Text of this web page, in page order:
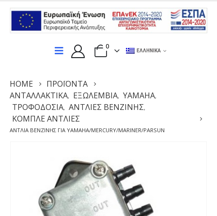
0
ΕΛΛΗΝΙΚΆ
HOME
ΠΡΟΪΌΝΤΑ
ΑΝΤΑΛΛΑΚΤΙΚΆ, ΕΞΩΛΕΜΒΙΑ, YAMAHA,
ΤΡΟΦΟΔΟΣΊΑ, ΑΝΤΛΊΕΣ ΒΕΝΖΊΝΗΣ,
ΚΟΜΠΛΈ ΑΝΤΛΊΕΣ
ΑΝΤΛΊΑ ΒΕΝΖΊΝΗΣ ΓΙΑ YAMAHA/MERCURY/MARINER/PARSUN